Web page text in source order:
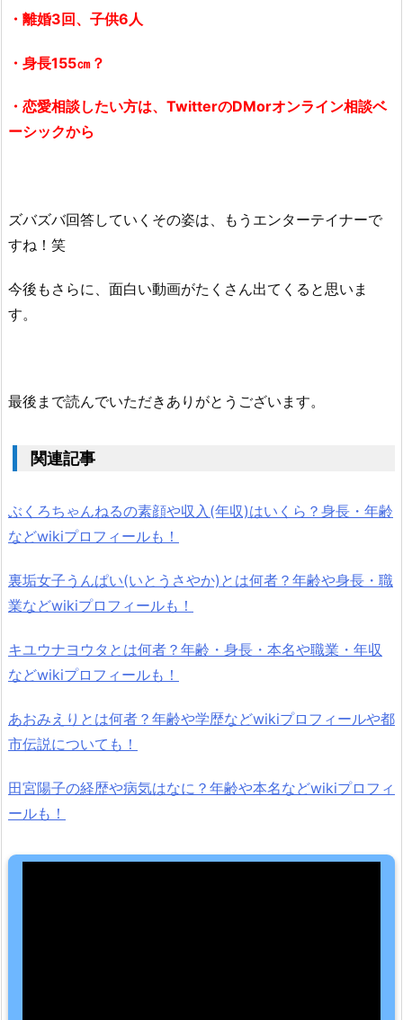
・離婚3回、子供6人
・身長155㎝？
・恋愛相談したい方は、TwitterのDMorオンライン相談ベ
ーシックから
ズバズバ回答していくその姿は、もうエンターテイナーで
すね！笑
今後もさらに、面白い動画がたくさん出てくると思いま
す。
最後まで読んでいただきありがとうございます。
関連記事
ぶくろちゃんねるの素顔や収入(年収)はいくら？身長・年齢
などwikiプロフィールも！
裏垢女子うんぱい(いとうさやか)とは何者？年齢や身長・職
業などwikiプロフィールも！
キユウナヨウタとは何者？年齢・身長・本名や職業・年収
などwikiプロフィールも！
あおみえりとは何者？年齢や学歴などwikiプロフィールや都
市伝説についても！
田宮陽子の経歴や病気はなに？年齢や本名などwikiプロフィ
ールも！